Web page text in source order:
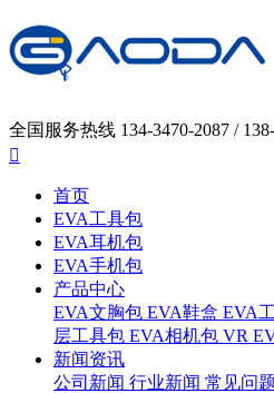
全国服务热线 134-3470-2087 /

首页
EVA工具包
EVA耳机包
EVA手机包
产品中心
EVA文胸包 EVA鞋盒 EVA
层工具包 EVA相机包 VR
新闻资讯
公司新闻 行业新闻 常见问题